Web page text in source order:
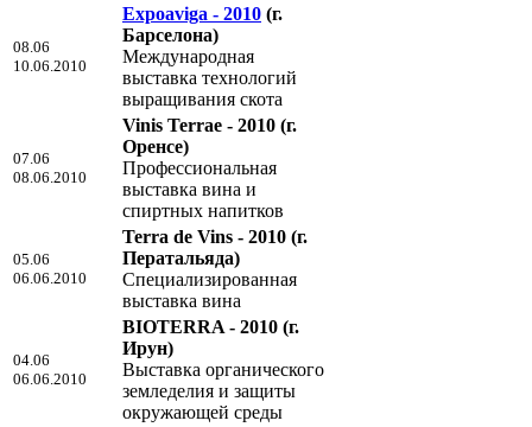
08.06
10.06.2010
Expoaviga - 2010 (г.
Барселона)
Международная
выставка технологий
выращивания скота
07.06
08.06.2010
Vinis Terrae - 2010 (г.
Оренсе)
Профессиональная
выставка вина и
спиртных напитков
05.06
06.06.2010
Terra de Vins - 2010 (г.
Ператальяда)
Специализированная
выставка вина
04.06
06.06.2010
BIOTERRA - 2010 (г.
Ирун)
Выставка органического
земледелия и защиты
окружающей среды